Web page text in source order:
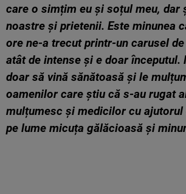
care o simțim eu și soțul meu, dar
noastre și prietenii. Este minunea
ore ne-a trecut printr-un carusel
atât de intense și e doar începutul.
doar să vină sănătoasă și le
oamenilor care știu că s-au rugat
mulțumesc și medicilor cu ajutorul
pe lume micuța gălăcioasă și